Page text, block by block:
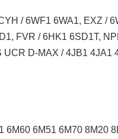
/ 6WF1 6WA1, EXZ /
FVR / 6HK1 6SD1T,
D-MAX / 4JB1 4JA1
6M60 6M51 6M70 8M20